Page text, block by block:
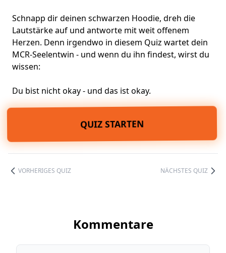
Schnapp dir deinen schwarzen Hoodie, dreh die
Lautstärke auf und antworte mit weit offenem
Herzen. Denn irgendwo in diesem Quiz wartet dein
MCR-Seelentwin - und wenn du ihn findest, wirst du
wissen:
Du bist nicht okay - und das ist okay.
QUIZ STARTEN
VORHERIGES QUIZ NÄCHSTES QUIZ
Kommentare